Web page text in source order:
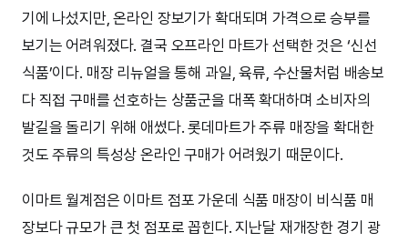
기에 나섰지만, 온라인 장보기가 확대되며 가격으로 승부를
보기는 어려워졌다. 결국 오프라인 마트가 선택한 것은 ‘신선
식품’이다. 매장 리뉴얼을 통해 과일, 육류, 수산물처럼 배송보
다 직접 구매를 선호하는 상품군을 대폭 확대하며 소비자의
발길을 돌리기 위해 애썼다. 롯데마트가 주류 매장을 확대한
것도 주류의 특성상 온라인 구매가 어려웠기 때문이다.
이마트 월계점은 이마트 점포 가운데 식품 매장이 비식품 매
장보다 규모가 큰 첫 점포로 꼽힌다. 지난달 재개장한 경기 광